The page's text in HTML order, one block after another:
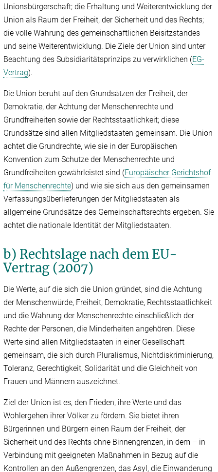
Unionsbürgerschaft; die Erhaltung und Weiterentwicklung der
Union als Raum der Freiheit, der Sicherheit und des Rechts;
die volle Wahrung des gemeinschaftlichen Beisitzstandes
und seine Weiterentwicklung. Die Ziele der Union sind unter
Beachtung des Subsidiaritätsprinzips zu verwirklichen (EG-
Vertrag).
Die Union beruht auf den Grundsätzen der Freiheit, der
Demokratie, der Achtung der Menschenrechte und
Grundfreiheiten sowie der Rechtsstaatlichkeit; diese
Grundsätze sind allen Mitgliedstaaten gemeinsam. Die Union
achtet die Grundrechte, wie sie in der Europäischen
Konvention zum Schutze der Menschenrechte und
Grundfreiheiten gewährleistet sind (Europäischer Gerichtshof
für Menschenrechte) und wie sie sich aus den gemeinsamen
Verfassungsüberlieferungen der Mitgliedstaaten als
allgemeine Grundsätze des Gemeinschaftsrechts ergeben. Sie
achtet die nationale Identität der Mitgliedstaaten.
b) Rechtslage nach dem EU-
Vertrag (2007)
Die Werte, auf die sich die Union gründet, sind die Achtung
der Menschenwürde, Freiheit, Demokratie, Rechtsstaatlichkeit
und die Wahrung der Menschenrechte einschließlich der
Rechte der Personen, die Minderheiten angehören. Diese
Werte sind allen Mitgliedstaaten in einer Gesellschaft
gemeinsam, die sich durch Pluralismus, Nichtdiskriminierung,
Toleranz, Gerechtigkeit, Solidarität und die Gleichheit von
Frauen und Männern auszeichnet.
Ziel der Union ist es, den Frieden, ihre Werte und das
Wohlergehen ihrer Völker zu fördern. Sie bietet ihren
Bürgerinnen und Bürgern einen Raum der Freiheit, der
Sicherheit und des Rechts ohne Binnengrenzen, in dem – in
Verbindung mit geeigneten Maßnahmen in Bezug auf die
Kontrollen an den Außengrenzen, das Asyl, die Einwanderung